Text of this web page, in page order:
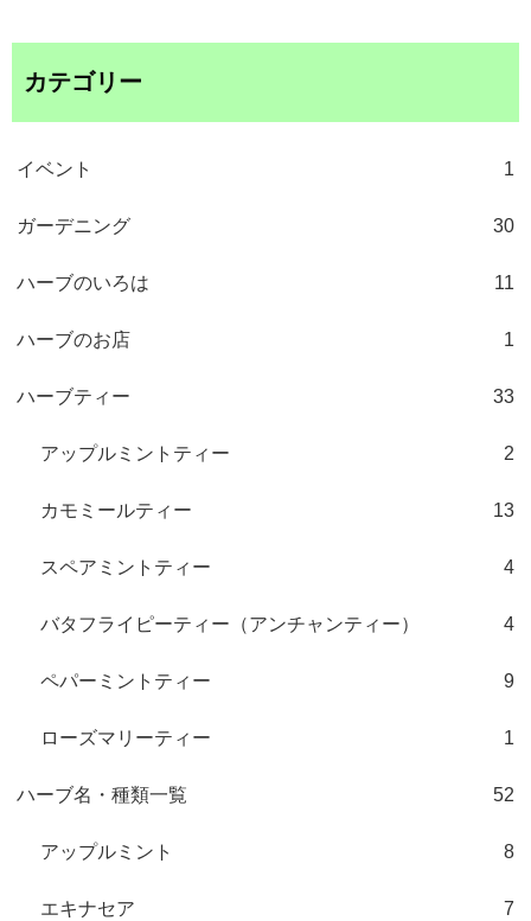
カテゴリー
イベント 1
ガーデニング 30
ハーブのいろは 11
ハーブのお店 1
ハーブティー 33
アップルミントティー 2
カモミールティー 13
スペアミントティー 4
バタフライピーティー（アンチャンティー） 4
ペパーミントティー 9
ローズマリーティー 1
ハーブ名・種類一覧 52
アップルミント 8
エキナセア 7